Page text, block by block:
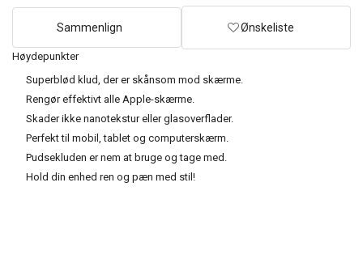
Høydepunkter
Superblød klud, der er skånsom mod skærme.
Rengør effektivt alle Apple-skærme.
Skader ikke nanotekstur eller glasoverflader.
Perfekt til mobil, tablet og computerskærm.
Pudsekluden er nem at bruge og tage med.
Hold din enhed ren og pæn med stil!
Sammenlign Ønskeliste